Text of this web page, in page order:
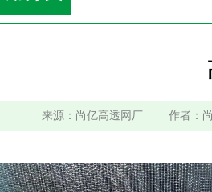
来源：尚亿高透网厂 作者：